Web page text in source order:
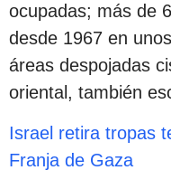
ocupadas; más de
desde 1967 en
áreas despojadas
oriental, también
Israel retira tropas
Franja de Gaza